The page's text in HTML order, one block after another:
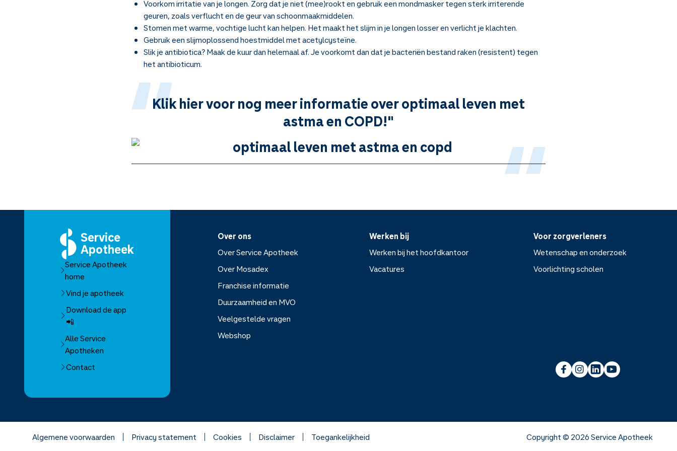
Voorkom irritatie van je longen. Zorg dat je niet (mee)rookt en gebruik een mondmasker tegen sterk irriterende
geuren, zoals verflucht en de geur van schoonmaakmiddelen.
Stomen met warme, vochtige lucht kan helpen. Het maakt het slijm in je longen losser en verlicht je klachten.
Gebruik een slijmoplossend hoestmiddel met acetylcysteïne.
Slik je antibiotica? Maak de kuur dan helemaal af. Je voorkomt dan dat je bacteriën bestand raken (resistent) tegen
het antibioticum.
Klik hier voor nog meer informatie over optimaal leven met
astma en COPD!"
Service
Apotheek
Service Apotheek
home
Vind je apotheek
Download de app
📲
Alle Service
Apotheken
Contact
Over ons
Over Service Apotheek
Over Mosadex
Franchise informatie
Duurzaamheid en MVO
Veelgestelde vragen
Webshop
Werken bij
Werken bij het hoofdkantoor
Vacatures
Voor zorgverleners
Wetenschap en onderzoek
Voorlichting scholen
Voorlichting scholen
Algemene voorwaarden Privacy statement Cookies Disclaimer Toegankelijkheid Copyright © 2026Service Apotheek